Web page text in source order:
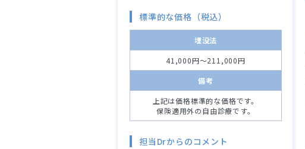
標準的な価格（税込）
埋没法
41,000円～211,000円
備考
上記は価格標準的な価格です。
保険適用外の自由診療です。
担当Drからのコメント